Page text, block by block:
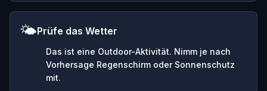
🌤️Prüfe das Wetter
Das ist eine Outdoor-Aktivität. Nimm je nach
Vorhersage Regenschirm oder Sonnenschutz
mit.